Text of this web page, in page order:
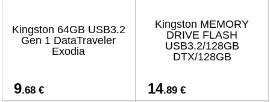
Kingston 64GB USB3.2
Gen 1 DataTraveler
Exodia
9.68 €
Kingston MEMORY
DRIVE FLASH
USB3.2/128GB
DTX/128GB
14.89 €